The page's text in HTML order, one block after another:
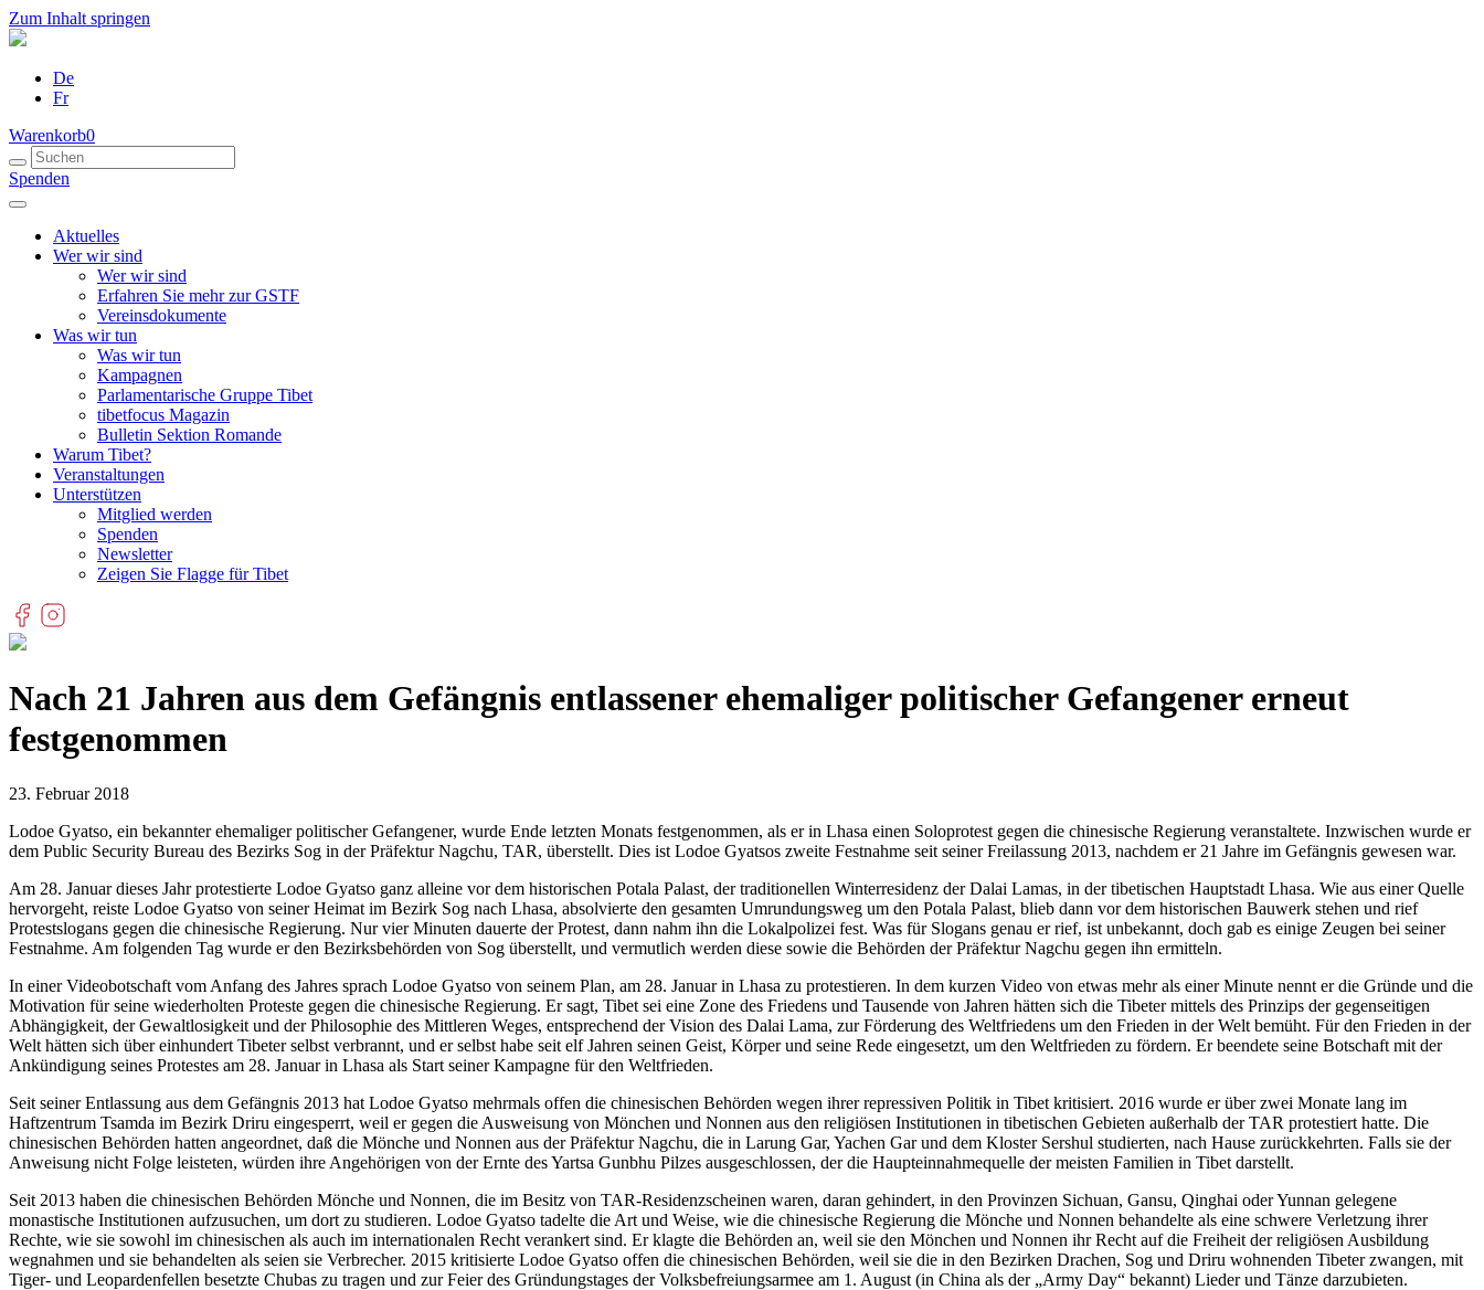
Zum Inhalt springen
De
Fr
Warenkorb0
Spenden
Aktuelles
Wer wir sind
Wer wir sind
Erfahren Sie mehr zur GSTF
Vereinsdokumente
Was wir tun
Was wir tun
Kampagnen
Parlamentarische Gruppe Tibet
tibetfocus Magazin
Bulletin Sektion Romande
Warum Tibet?
Veranstaltungen
Unterstützen
Mitglied werden
Spenden
Newsletter
Zeigen Sie Flagge für Tibet
Nach 21 Jahren aus dem Gefängnis entlassener ehemaliger politischer Gefangener erneut
festgenommen
23. Februar 2018
Lodoe Gyatso, ein bekannter ehemaliger politischer Gefangener, wurde Ende letzten Monats festgenommen, als er in Lhasa einen Soloprotest gegen die chinesische Regierung veranstaltete. Inzwischen wurde er
dem Public Security Bureau des Bezirks Sog in der Präfektur Nagchu, TAR, überstellt. Dies ist Lodoe Gyatsos zweite Festnahme seit seiner Freilassung 2013, nachdem er 21 Jahre im Gefängnis gewesen war.
Am 28. Januar dieses Jahr protestierte Lodoe Gyatso ganz alleine vor dem historischen Potala Palast, der traditionellen Winterresidenz der Dalai Lamas, in der tibetischen Hauptstadt Lhasa. Wie aus einer Quelle
hervorgeht, reiste Lodoe Gyatso von seiner Heimat im Bezirk Sog nach Lhasa, absolvierte den gesamten Umrundungsweg um den Potala Palast, blieb dann vor dem historischen Bauwerk stehen und rief
Protestslogans gegen die chinesische Regierung. Nur vier Minuten dauerte der Protest, dann nahm ihn die Lokalpolizei fest. Was für Slogans genau er rief, ist unbekannt, doch gab es einige Zeugen bei seiner
Festnahme. Am folgenden Tag wurde er den Bezirksbehörden von Sog überstellt, und vermutlich werden diese sowie die Behörden der Präfektur Nagchu gegen ihn ermitteln.
In einer Videobotschaft vom Anfang des Jahres sprach Lodoe Gyatso von seinem Plan, am 28. Januar in Lhasa zu protestieren. In dem kurzen Video von etwas mehr als einer Minute nennt er die Gründe und die
Motivation für seine wiederholten Proteste gegen die chinesische Regierung. Er sagt, Tibet sei eine Zone des Friedens und Tausende von Jahren hätten sich die Tibeter mittels des Prinzips der gegenseitigen
Abhängigkeit, der Gewaltlosigkeit und der Philosophie des Mittleren Weges, entsprechend der Vision des Dalai Lama, zur Förderung des Weltfriedens um den Frieden in der Welt bemüht. Für den Frieden in der
Welt hätten sich über einhundert Tibeter selbst verbrannt, und er selbst habe seit elf Jahren seinen Geist, Körper und seine Rede eingesetzt, um den Weltfrieden zu fördern. Er beendete seine Botschaft mit der
Ankündigung seines Protestes am 28. Januar in Lhasa als Start seiner Kampagne für den Weltfrieden.
Seit seiner Entlassung aus dem Gefängnis 2013 hat Lodoe Gyatso mehrmals offen die chinesischen Behörden wegen ihrer repressiven Politik in Tibet kritisiert. 2016 wurde er über zwei Monate lang im
Haftzentrum Tsamda im Bezirk Driru eingesperrt, weil er gegen die Ausweisung von Mönchen und Nonnen aus den religiösen Institutionen in tibetischen Gebieten außerhalb der TAR protestiert hatte. Die
chinesischen Behörden hatten angeordnet, daß die Mönche und Nonnen aus der Präfektur Nagchu, die in Larung Gar, Yachen Gar und dem Kloster Sershul studierten, nach Hause zurückkehrten. Falls sie der
Anweisung nicht Folge leisteten, würden ihre Angehörigen von der Ernte des Yartsa Gunbhu Pilzes ausgeschlossen, der die Haupteinnahmequelle der meisten Familien in Tibet darstellt.
Seit 2013 haben die chinesischen Behörden Mönche und Nonnen, die im Besitz von TAR-Residenzscheinen waren, daran gehindert, in den Provinzen Sichuan, Gansu, Qinghai oder Yunnan gelegene
monastische Institutionen aufzusuchen, um dort zu studieren. Lodoe Gyatso tadelte die Art und Weise, wie die chinesische Regierung die Mönche und Nonnen behandelte als eine schwere Verletzung ihrer
Rechte, wie sie sowohl im chinesischen als auch im internationalen Recht verankert sind. Er klagte die Behörden an, weil sie den Mönchen und Nonnen ihr Recht auf die Freiheit der religiösen Ausbildung
wegnahmen und sie behandelten als seien sie Verbrecher. 2015 kritisierte Lodoe Gyatso offen die chinesischen Behörden, weil sie die in den Bezirken Drachen, Sog und Driru wohnenden Tibeter zwangen, mit
Tiger- und Leopardenfellen besetzte Chubas zu tragen und zur Feier des Gründungstages der Volksbefreiungsarmee am 1. August (in China als der „Army Day“ bekannt) Lieder und Tänze darzubieten.